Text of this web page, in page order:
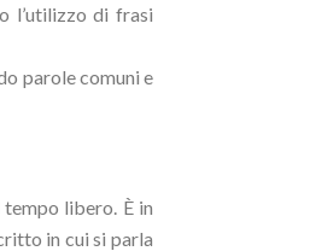
l’utilizzo di frasi
parole comuni e
libero. È in
in cui si parla